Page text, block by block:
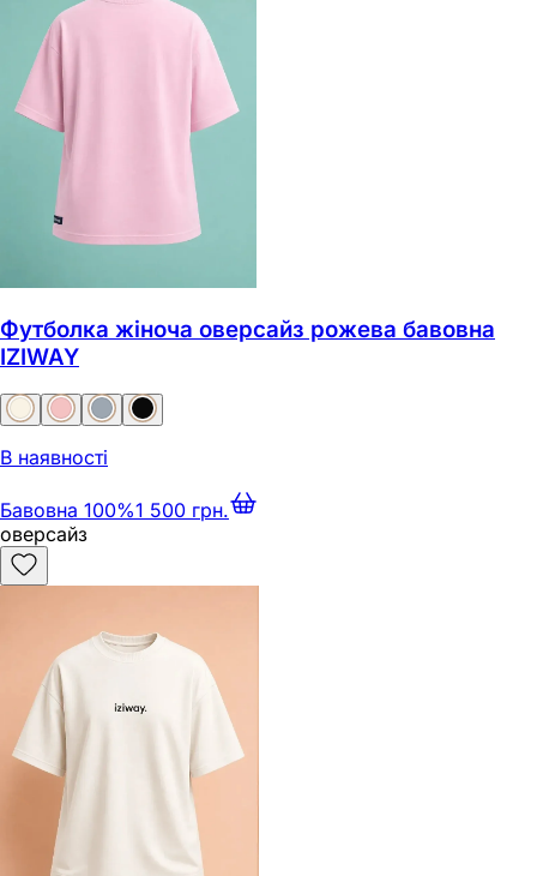
Футболка жіноча оверсайз рожева бавовна
IZIWAY
В наявності
Бавовна 100%1 500 грн.
оверсайз